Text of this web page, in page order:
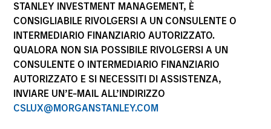
STANLEY INVESTMENT MANAGEMENT, È
CONSIGLIABILE RIVOLGERSI A UN CONSULENTE O
INTERMEDIARIO FINANZIARIO AUTORIZZATO.
QUALORA NON SIA POSSIBILE RIVOLGERSI A UN
CONSULENTE O INTERMEDIARIO FINANZIARIO
AUTORIZZATO E SI NECESSITI DI ASSISTENZA,
INVIARE UN’E-MAIL ALL’INDIRIZZO
CSLUX@MORGANSTANLEY.COM
La performance passata non è un indicatore affidabile dei
risultati futuri. I rendimenti possono aumentare o diminuire
per effetto delle oscillazioni valutarie. Tutti i dati di
performance sono calcolati in base al valore del
patrimonio netto (NAV), al netto delle spese, e non
comprendono le commissioni e gli oneri relativi
all’emissione e al rimborso delle quote. Tutti i dati relativi
alle performance e agli indici sono tratti da Morgan
Stanley Investment Management.